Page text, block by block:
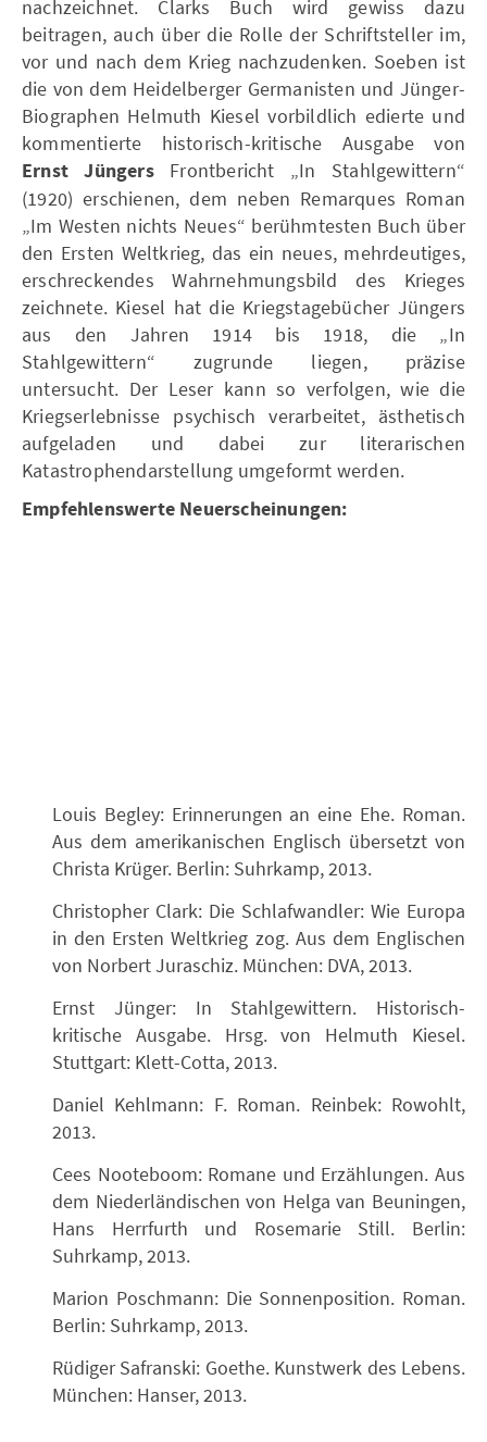
nachzeichnet. Clarks Buch wird gewiss dazu
beitragen, auch über die Rolle der Schriftsteller im,
vor und nach dem Krieg nachzudenken. Soeben ist
die von dem Heidelberger Germanisten und Jünger-
Biographen Helmuth Kiesel vorbildlich edierte und
kommentierte historisch-kritische Ausgabe von
Ernst JüngersFrontbericht „In Stahlgewittern“
(1920) erschienen, dem neben Remarques Roman
„Im Westen nichts Neues“ berühmtesten Buch über
den Ersten Weltkrieg, das ein neues, mehrdeutiges,
erschreckendes Wahrnehmungsbild des Krieges
zeichnete. Kiesel hat die Kriegstagebücher Jüngers
aus den Jahren 1914 bis 1918, die „In
Stahlgewittern“ zugrunde liegen, präzise
untersucht. Der Leser kann so verfolgen, wie die
Kriegserlebnisse psychisch verarbeitet, ästhetisch
aufgeladen und dabei zur literarischen
Katastrophendarstellung umgeformt werden.
Empfehlenswerte Neuerscheinungen:
Louis Begley: Erinnerungen an eine Ehe. Roman.
Aus dem amerikanischen Englisch übersetzt von
Christa Krüger. Berlin: Suhrkamp, 2013.
Christopher Clark: Die Schlafwandler: Wie Europa
in den Ersten Weltkrieg zog. Aus dem Englischen
von Norbert Juraschiz. München: DVA, 2013.
Ernst Jünger: In Stahlgewittern. Historisch-
kritische Ausgabe. Hrsg. von Helmuth Kiesel.
Stuttgart: Klett-Cotta, 2013.
Daniel Kehlmann: F. Roman. Reinbek: Rowohlt,
2013.
Cees Nooteboom: Romane und Erzählungen. Aus
dem Niederländischen von Helga van Beuningen,
Hans Herrfurth und Rosemarie Still. Berlin:
Suhrkamp, 2013.
Marion Poschmann: Die Sonnenposition. Roman.
Berlin: Suhrkamp, 2013.
Rüdiger Safranski: Goethe. Kunstwerk des Lebens.
München: Hanser, 2013.